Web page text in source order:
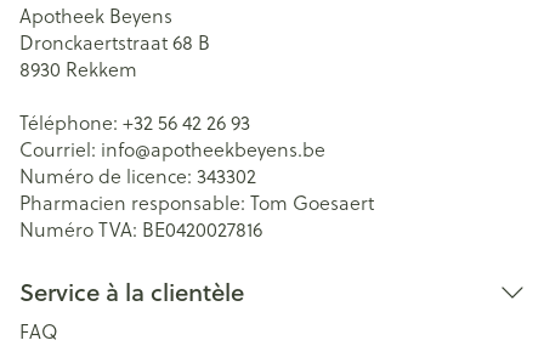
Apotheek Beyens
Dronckaertstraat 68 B
8930 Rekkem
Téléphone: +32 56 42 26 93
Courriel: info@apotheekbeyens.be
Numéro de licence: 343302
Pharmacien responsable: Tom Goesaert
Numéro TVA: BE0420027816
Service à la clientèle
FAQ